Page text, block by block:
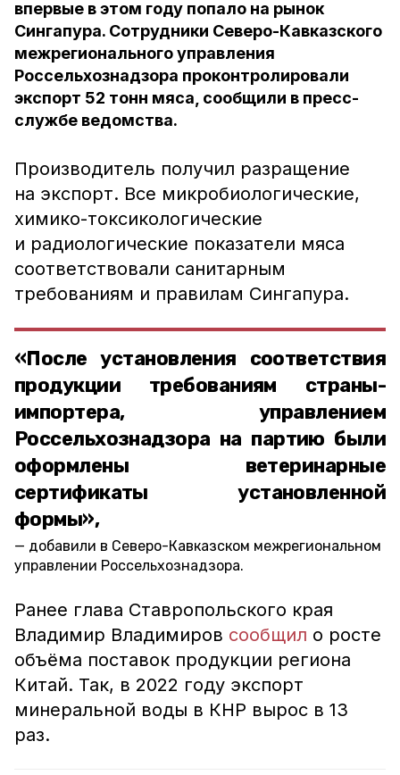
впервые в этом году попало на рынок
Сингапура. Сотрудники Северо-Кавказского
межрегионального управления
Россельхознадзора проконтролировали
экспорт 52 тонн мяса, сообщили в пресс-
службе ведомства.
Производитель получил разращение
на экспорт. Все микробиологические,
химико-токсикологические
и радиологические показатели мяса
соответствовали санитарным
требованиям и правилам Сингапура.
«После установления соответствия
продукции требованиям страны-
импортера, управлением
Россельхознадзора на партию были
оформлены ветеринарные
сертификаты установленной
формы»,
добавили в Северо-Кавказском межрегиональном
управлении Россельхознадзора.
Ранее глава Ставропольского края
Владимир Владимиров сообщил о росте
объёма поставок продукции региона
Китай. Так, в 2022 году экспорт
минеральной воды в КНР вырос в 13
раз.